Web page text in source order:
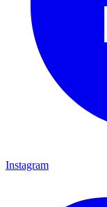
Instagram